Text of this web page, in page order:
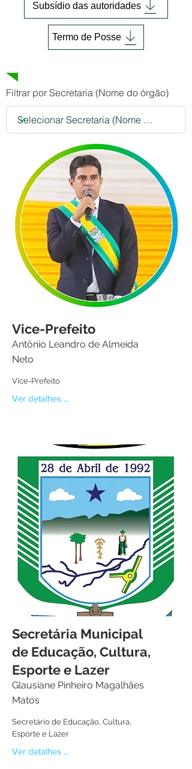
Subsídio das autoridades
Termo de Posse
Filtrar por Secretaria (Nome do órgão)
Vice-Prefeito
Antônio Leandro de Almeida
Neto
Vice-Prefeito
Ver detalhes ...
Secretária Municipal
de Educação, Cultura,
Esporte e Lazer
Glausiane Pinheiro Magalhães
Matos
Secretário de Educação, Cultura,
Esporte e Lazer
Ver detalhes ...